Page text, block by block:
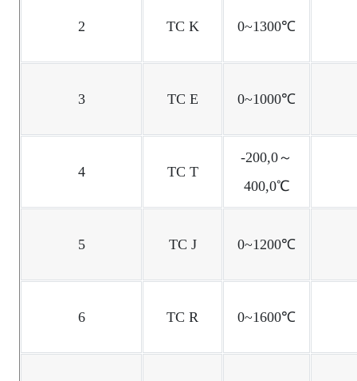
2 TC K 0~1300℃
3 TC E 0~1000℃
4 TC T
-200,0～
400,0℃
5 TC J 0~1200℃
6 TC R 0~1600℃